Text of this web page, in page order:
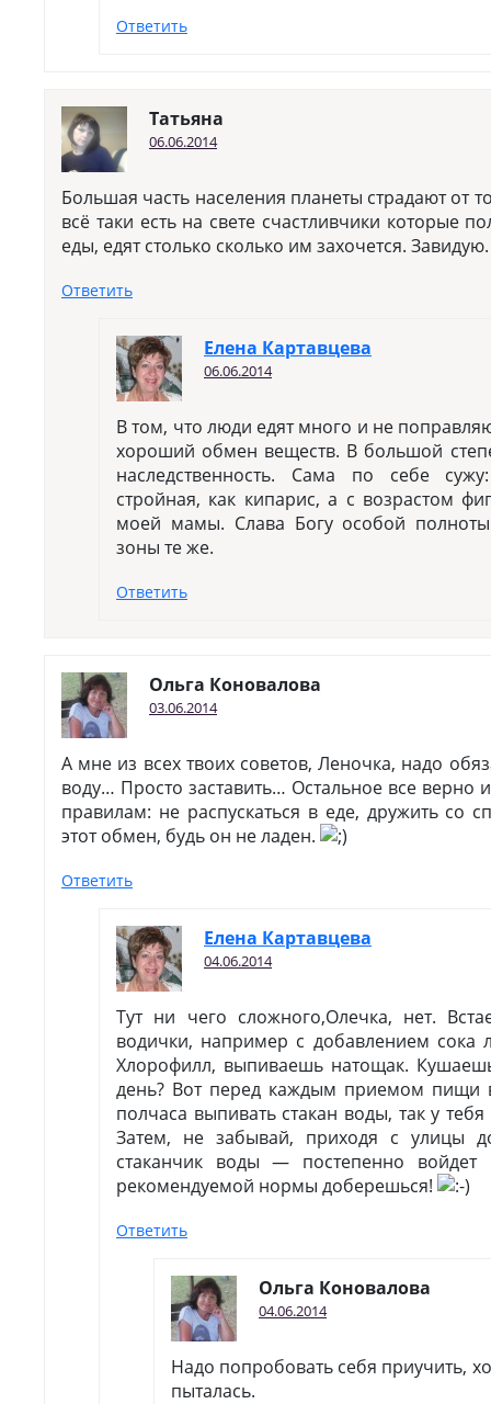
Ответить
Татьяна
06.06.2014
Большая часть населения планеты страдают от
всё таки есть на свете счастливчики которые
еды, едят столько сколько им захочется. Завидую.
Ответить
Елена Картавцева
06.06.2014
В том, что люди едят много и не
хороший обмен веществ. В большой
наследственность. Сама по себе
стройная, как кипарис, а с возрастом
моей мамы. Слава Богу особой
зоны те же.
Ответить
Ольга Коновалова
03.06.2014
А мне из всех твоих советов, Леночка, надо
воду… Просто заставить… Остальное все верно
правилам: не распускаться в еде, дружить со
этот обмен, будь он не ладен.
Ответить
Елена Картавцева
04.06.2014
Тут ни чего сложного,Олечка, нет.
водички, например с добавлением сока
Хлорофилл, выпиваешь натощак.
день? Вот перед каждым приемом пищи
полчаса выпивать стакан воды, так у
Затем, не забывай, приходя с улицы
стаканчик воды — постепенно
рекомендуемой нормы доберешься!
Ответить
Ольга Коновалова
04.06.2014
Надо попробовать себя приучить,
пыталась.